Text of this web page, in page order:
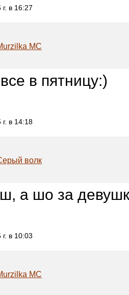
в 16:27
MC
в пятницу:)
в 14:18
волк
а шо за
в 10:03
MC